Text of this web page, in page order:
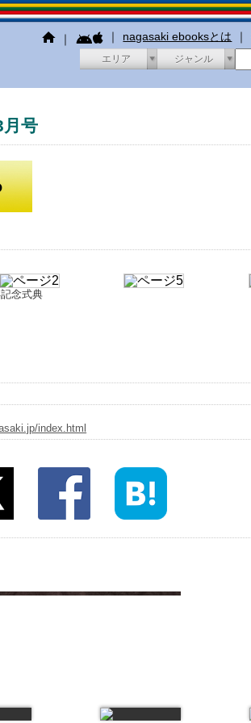
｜ ｜ nagasaki ebooksとは ｜
エリア ジャンル
号
念式典
index.html